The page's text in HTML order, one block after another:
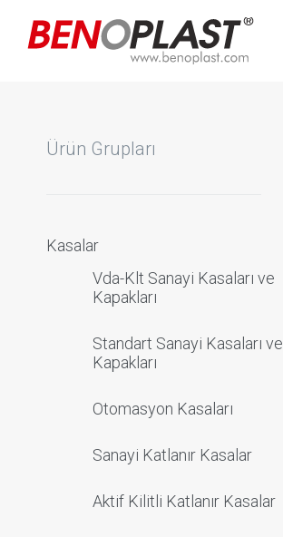
Ürün Grupları
Kasalar
Vda-Klt Sanayi Kasaları ve
Kapakları
Standart Sanayi Kasaları ve
Kapakları
Otomasyon Kasaları
Sanayi Katlanır Kasalar
Aktif Kilitli Katlanır Kasalar